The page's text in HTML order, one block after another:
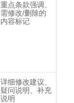
重点条款强调、
需修改/删除的
内容标记
详细修改建议、
疑问说明、补充
说明